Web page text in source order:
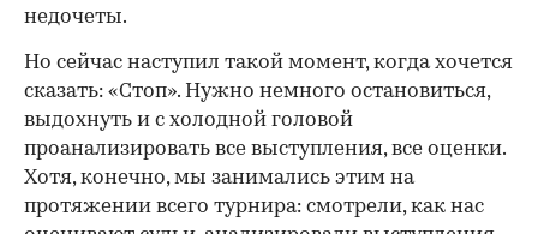
/
недочеты.
Но сейчас наступил такой момент, когда хочется
сказать: «Стоп». Нужно немного остановиться,
выдохнуть и с холодной головой
проанализировать все выступления, все оценки.
Хотя, конечно, мы занимались этим на
протяжении всего турнира: смотрели, как нас